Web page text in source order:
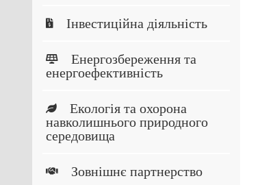
Інвестиційна діяльність
Енергозбереження та
енергоефективність
Екологія та охорона
навколишнього природного
середовища
Зовнішнє партнерство
“EnPC-
26.05.2018